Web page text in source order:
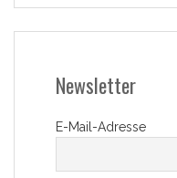
Newsletter
E-Mail-Adresse